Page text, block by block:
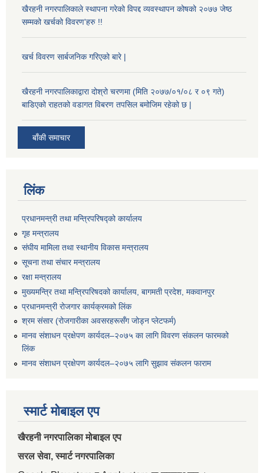
खैरहनी नगरपालिकाले स्थापना गरेको विपद्द व्यवस्थापन कोषको २०७७ जेष्ठ
सम्मको खर्चको विवरण'हरु !!
खर्च विवरण सार्बजनिक गरिएको बारे |
खैरहनी नगरपालिकाद्वारा दोश्रो चरणमा (मिति २०७७/०१/०८ र ०९ गते)
बाडिएको राहतको वडागत विबरण तपसिल बमोजिम रहेको छ |
बाँकी समाचार
लिंक
प्रधानमन्त्री तथा मन्त्रिपरिषद्को कार्यालय
गृह मन्त्रालय
संघीय मामिला तथा स्थानीय विकास मन्त्रालय
सूचना तथा संचार मन्त्रालय
रक्षा मन्त्रालय
मुख्यमन्त्रि तथा मन्त्रिपरिषदको कार्यालय, बागमती प्रदेश, मकवानपुर
प्रधानमन्त्री रोजगार कार्यक्रमको लिंक
श्रम संसार (रोजगारीका अवसरहरूसँग जोड्न प्लेटफर्म)
मानव संशाधन प्रक्षेपण कार्यदल–२०७५ का लागि विवरण संकलन फारमको
लिंक
मानव संशाधन प्रक्षेपण कार्यदल–२०७५ लागि सुझाव संकलन फाराम
स्मार्ट मोबाइल एप
खैरहनी नगरपालिका मोबाइल एप
सरल सेवा, स्मार्ट नगरपालिका